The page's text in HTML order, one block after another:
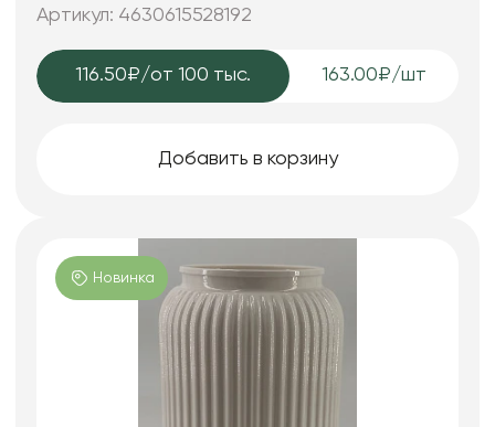
Артикул: 4630615528192
116.50₽/от 100 тыс. 163.00₽/шт
Добавить в корзину
Новинка